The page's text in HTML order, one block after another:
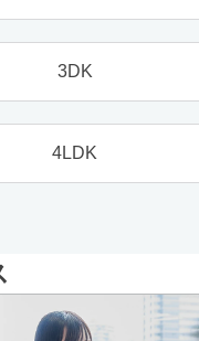
3DK
4LDK